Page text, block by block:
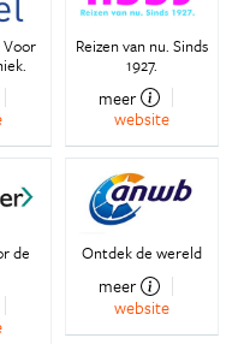
Reizen van nu. Sinds
1927.
meer
website
de
Ontdek de wereld
meer
website